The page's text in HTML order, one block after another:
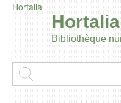
Hortalia
Hortalia
Bibliothèque